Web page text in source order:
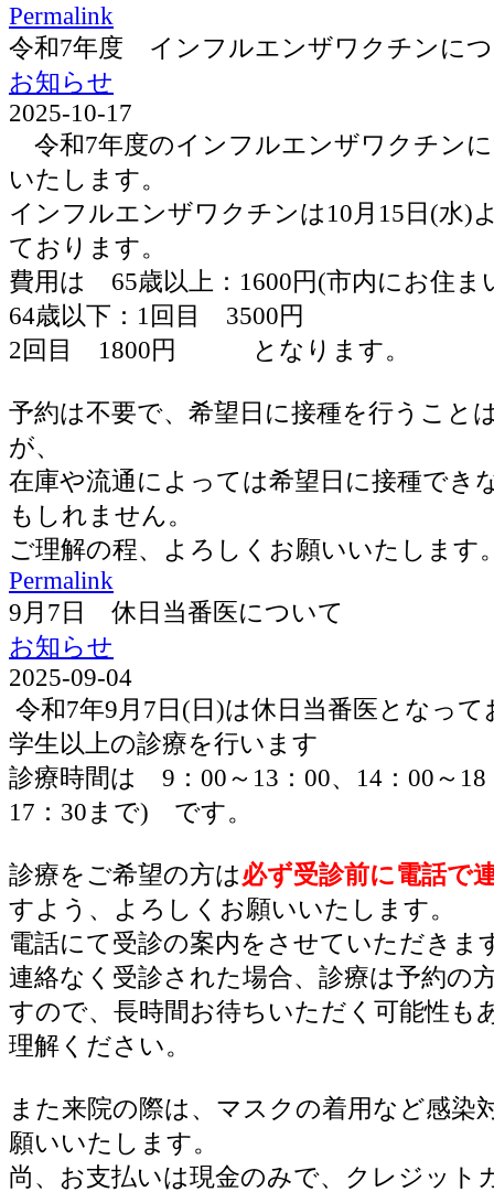
Permalink
令和7年度 インフルエンザワクチンに
お知らせ
2025-10-17
令和7年度のインフルエンザワクチン
いたします。
インフルエンザワクチンは10月15日(水)
ております。
費用は 65歳以上：1600円(市内にお住ま
64歳以下：1回目 3500円
2回目 1800円 となります。
予約は不要で、希望日に接種を行うこと
が、
在庫や流通によっては希望日に接種でき
もしれません。
ご理解の程、よろしくお願いいたします
Permalink
9月7日 休日当番医について
お知らせ
2025-09-04
令和7年9月7日(日)は休日当番医となっ
学生以上の診療を行います
診療時間は 9：00～13：00、14：00～
17：30まで) です。
診療をご希望の方は必ず受診前に電話で
すよう、よろしくお願いいたします。
電話にて受診の案内をさせていただきま
連絡なく受診された場合、診療は予約の
すので、長時間お待ちいただく可能性も
理解ください。
また来院の際は、マスクの着用など感染
願いいたします。
尚、お支払いは現金のみで、クレジット